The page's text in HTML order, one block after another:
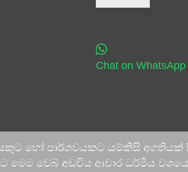
Chat on
හෝ පාර්ශවයකට යම්කිසි අගතියක්
වෙබ් අඩවිය ආචාර ධර්මීය වශයෙන්